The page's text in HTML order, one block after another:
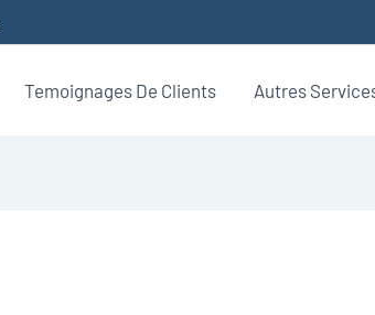
Temoignages De Clients Autres